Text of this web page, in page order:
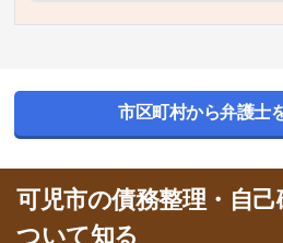
市区町村から弁護士
可児市の債務整理・自
ついて知る